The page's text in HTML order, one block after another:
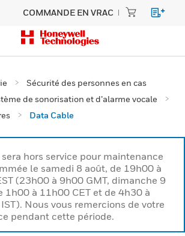
COMMANDE EN VRAC
Sécurité des personnes en cas
de sonorisation et d’alarme vocale
Data Cable
sera hors service pour maintenance
le samedi 8 août, de 19h00 à
(23h00 à 9h00 GMT, dimanche 9
1h00 à 11h00 CET et de 4h30 à
Nous vous remercions de votre
pendant cette période.